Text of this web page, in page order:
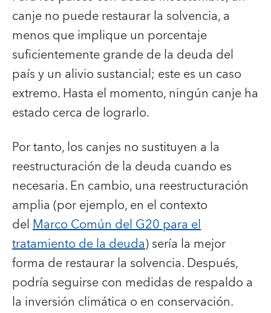
canje no puede restaurar la solvencia, a
menos que implique un porcentaje
suficientemente grande de la deuda del
país y un alivio sustancial; este es un caso
extremo. Hasta el momento, ningún canje ha
estado cerca de lograrlo.
Por tanto, los canjes no sustituyen a la
reestructuración de la deuda cuando es
necesaria. En cambio, una reestructuración
amplia (por ejemplo, en el contexto
delMarco Común del G20 para el
tratamiento de la deuda) sería la mejor
forma de restaurar la solvencia. Después,
podría seguirse con medidas de respaldo a
la inversión climática o en conservación.